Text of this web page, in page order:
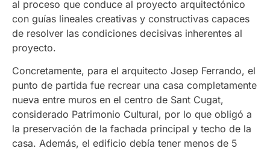
al proceso que conduce al proyecto arquitectónico
con guías lineales creativas y constructivas capaces
de resolver las condiciones decisivas inherentes al
proyecto.
Concretamente, para el arquitecto Josep Ferrando, el
punto de partida fue recrear una casa completamente
nueva entre muros en el centro de Sant Cugat,
considerado Patrimonio Cultural, por lo que obligó a
la preservación de la fachada principal y techo de la
casa. Además, el edificio debía tener menos de 5